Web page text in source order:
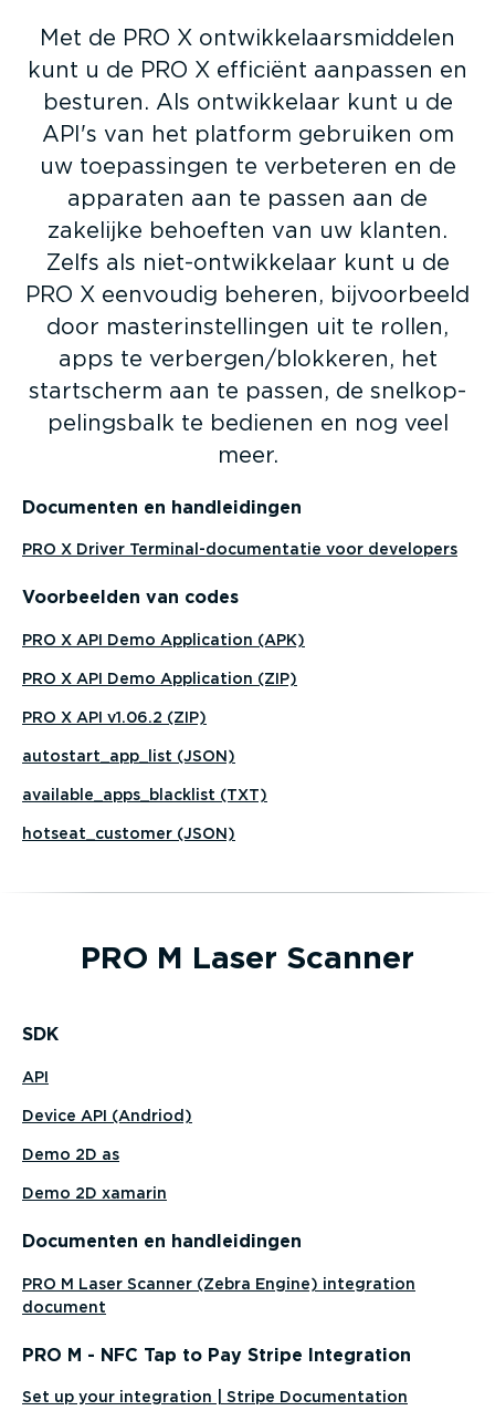
Met de PRO X ontwik­ke­laars­mid­delen
kunt u de PRO X efficiënt aanpassen en
besturen. Als ontwik­kelaar kunt u de
API's van het platform gebruiken om
uw toepas­singen te verbeteren en de
apparaten aan te passen aan de
zakelijke behoeften van uw klanten.
Zelfs als niet-­ont­wik­kelaar kunt u de
PRO X eenvoudig beheren, bijvoor­beeld
door master­in­stel­lingen uit te rollen,
apps te verbergen/blokkeren, het
startscherm aan te passen, de snelkop­
pe­lingsbalk te bedienen en nog veel
meer.
Documenten en handlei­dingen
PRO X Driver Termi­nal-­do­cu­men­tatie voor developers
Voorbeelden van codes
PRO X API Demo Application (APK)
PRO X API Demo Application (ZIP)
PRO X API v1.06.2 (ZIP)
autostart_app_list (JSON)
available_apps_blacklist (TXT)
hotseat_customer (JSON)
PRO M Laser Scanner
SDK
API
Device API (Andriod)
Demo 2D as
Demo 2D xamarin
Documenten en handlei­dingen
PRO M Laser Scanner (Zebra Engine) integration
document
PRO M - NFC Tap to Pay Stripe Integration
Set up your integration | Stripe Documentation